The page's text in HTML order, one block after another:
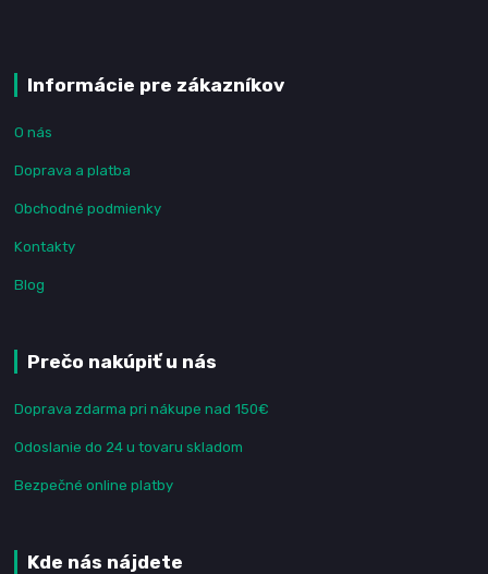
Informácie pre zákazníkov
O nás
Doprava a platba
Obchodné podmienky
Kontakty
Blog
Prečo nakúpiť u nás
Doprava zdarma pri nákupe nad 150€
Odoslanie do 24 u tovaru skladom
Bezpečné online platby
Kde nás nájdete